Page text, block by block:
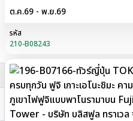
ต.ค.69 - พ.ย.69
รหัส
210-B08243